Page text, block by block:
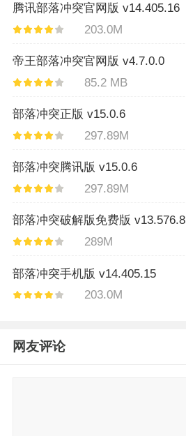
腾讯部落冲突官网版 v14.405.16
203.0M
帝王部落冲突官网版 v4.7.0.0
85.2 MB
部落冲突正版 v15.0.6
297.89M
部落冲突腾讯版 v15.0.6
297.89M
部落冲突破解版免费版 v13.576.8
289M
部落冲突手机版 v14.405.15
203.0M
网友评论